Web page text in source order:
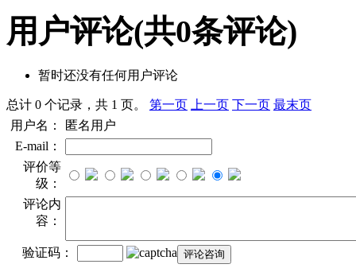
用户评论(共0条评论)
暂时还没有任何用户评论
总计 0 个记录，共 1 页。 第一页 上一页 下一页 最末页
用户名：
匿名用户
E-mail：
评价等
级：
评论内
容：
验证码：